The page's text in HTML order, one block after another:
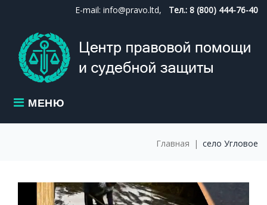
content
E-mail: info@pravo.ltd, Тел.: 8 (800) 444-76-40
МЕНЮ
Главная | село Угловое